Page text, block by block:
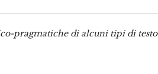
pragmatiche di alcuni tipi di testo